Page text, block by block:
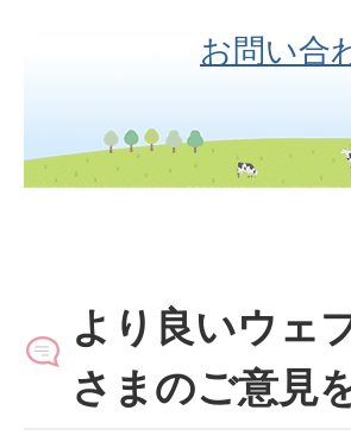
お問い合
より良いウェ
さまのご意見